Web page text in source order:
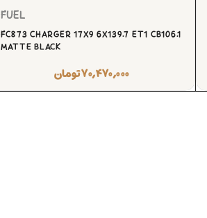
FUEL
FC873 CHARGER 17X9 6X139.7 ET1 CB106.1
MATTE BLACK
۷۰,۴۷۰,۰۰۰تومان